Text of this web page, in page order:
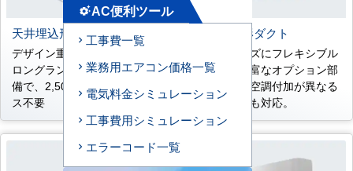
天井埋込形ビルトイン
デザイン重視のオフィスに。
ロングランフィルター標準装
備で、2,500時間メンテナン
ス不要
天井埋込形ダクト
多彩なニーズにフレキシブル
に対応。豊富なオプション部
品も準備。空調付加が異なる
変形空間にも対応。
settings_suggestAC便利ツール
工事費一覧
業務用エアコン価格一覧
電気料金シミュレーション
工事費用シミュレーション
エラーコード一覧